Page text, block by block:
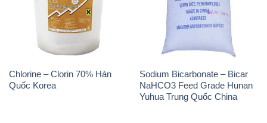
Chlorine – Clorin 70% Hàn
Quốc Korea
Sodium Bicarbonate – Bicar
NaHCO3 Feed Grade Hunan
Yuhua Trung Quốc China